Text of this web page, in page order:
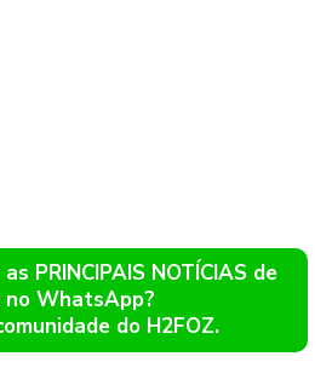
PRINCIPAIS NOTÍCIAS de
no WhatsApp?
do H2FOZ.